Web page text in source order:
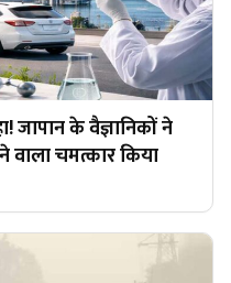
जापान के वैज्ञानिकों ने
चमत्कार किया